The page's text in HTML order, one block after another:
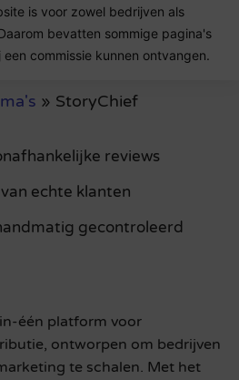
is voor zowel bedrijven als
bevatten sommige pagina's
commissie kunnen ontvangen.
» StoryChief
reviews
echte klanten
gecontroleerd
één platform voor
ontworpen om bedrijven
te schalen. Met het